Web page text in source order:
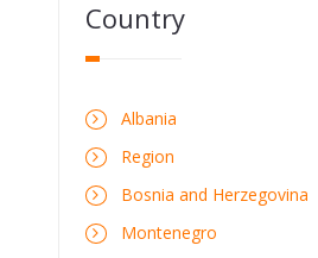
Country
Albania
Region
Bosnia and Herzegovina
Montenegro